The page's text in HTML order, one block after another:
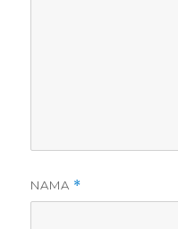
NAMA *